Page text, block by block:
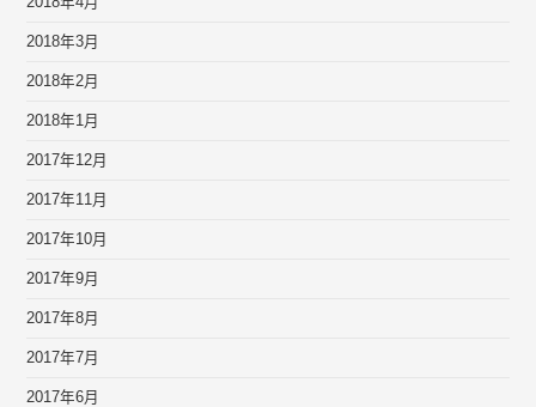
2018年3月
2018年2月
2018年1月
2017年12月
2017年11月
2017年10月
2017年9月
2017年8月
2017年7月
2017年6月